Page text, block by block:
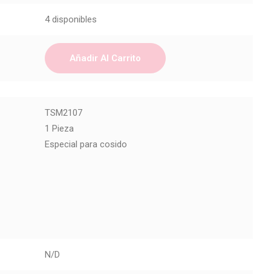
4 disponibles
Añadir Al Carrito
TSM2107
1 Pieza
Especial para cosido
N/D